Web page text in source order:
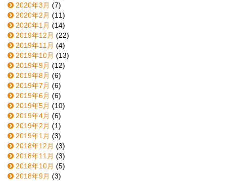
2020年3月 (7)
2020年2月 (11)
2020年1月 (14)
2019年12月 (22)
2019年11月 (4)
2019年10月 (13)
2019年9月 (12)
2019年8月 (6)
2019年7月 (6)
2019年6月 (6)
2019年5月 (10)
2019年4月 (6)
2019年2月 (1)
2019年1月 (3)
2018年12月 (3)
2018年11月 (3)
2018年10月 (5)
2018年9月 (3)